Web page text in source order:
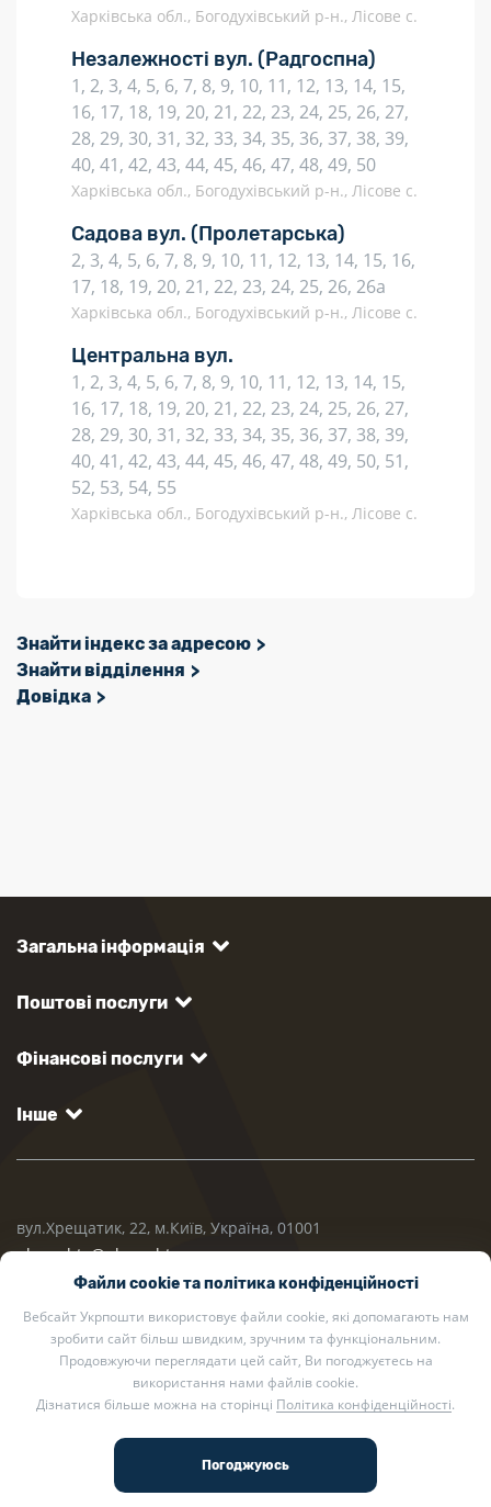
Харківська обл., Богодухівський р-н., Лісове с.
Незалежності вул. (Радгоспна)
1, 2, 3, 4, 5, 6, 7, 8, 9, 10, 11, 12, 13, 14, 15,
16, 17, 18, 19, 20, 21, 22, 23, 24, 25, 26, 27,
28, 29, 30, 31, 32, 33, 34, 35, 36, 37, 38, 39,
40, 41, 42, 43, 44, 45, 46, 47, 48, 49, 50
Харківська обл., Богодухівський р-н., Лісове с.
Садова вул. (Пролетарська)
2, 3, 4, 5, 6, 7, 8, 9, 10, 11, 12, 13, 14, 15, 16,
17, 18, 19, 20, 21, 22, 23, 24, 25, 26, 26а
Харківська обл., Богодухівський р-н., Лісове с.
Центральна вул.
1, 2, 3, 4, 5, 6, 7, 8, 9, 10, 11, 12, 13, 14, 15,
16, 17, 18, 19, 20, 21, 22, 23, 24, 25, 26, 27,
28, 29, 30, 31, 32, 33, 34, 35, 36, 37, 38, 39,
40, 41, 42, 43, 44, 45, 46, 47, 48, 49, 50, 51,
52, 53, 54, 55
Харківська обл., Богодухівський р-н., Лісове с.
Знайти індекс за адресою
Знайти відділення
Довідка
Загальна інформація
Поштові послуги
Фінансові послуги
Інше
вул.Хрещатик, 22, м.Київ, Україна, 01001
ukrposhta@ukrposhta.ua
2002 — 2026 Укрпошта. Всі права захищено.
Політика конфіденційності
Файли cookie та політика конфіденційності
Вебсайт Укрпошти використовує файли cookie, які допомагають нам
зробити сайт більш швидким, зручним та функціональним.
Продовжуючи переглядати цей сайт, Ви погоджуєтесь на
використання нами файлів cookie.
Дізнатися більше можна на сторінці Політика конфіденційності.